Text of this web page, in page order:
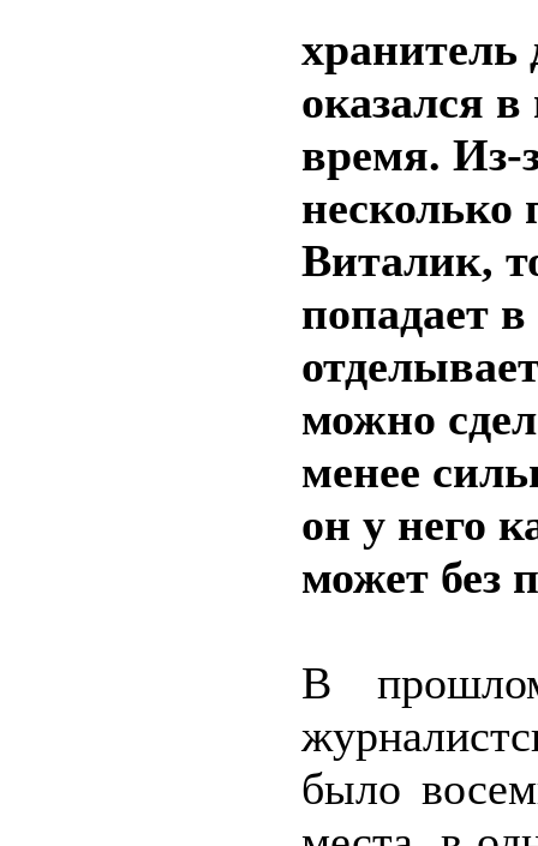
хранитель
оказался
время. Из-
несколько
Виталик,
попадает
можно
менее
он у него
может без
В
было